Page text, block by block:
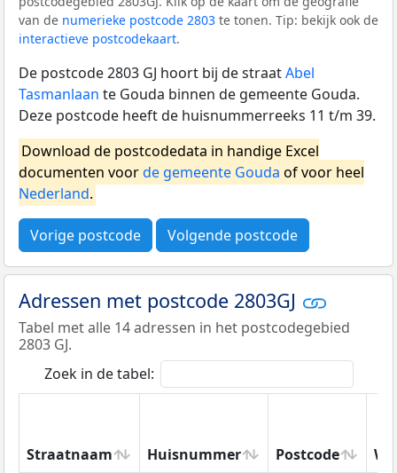
van de numerieke postcode 2803 te tonen. Tip: bekijk ook de
interactieve postcodekaart.
De postcode 2803 GJ hoort bij de straatAbel
Tasmanlaan te Gouda binnen de gemeente Gouda.
Deze postcode heeft de huisnummerreeks 11 t/m 39.
Download de postcodedata in handige Excel
documenten voorde gemeente Gouda of voor heel
Nederland.
Vorige postcode Volgende postcode
Adressen met postcode 2803GJ
Tabel met alle 14 adressen in het postcodegebied
2803 GJ.
Zoek in de tabel:
Straatnaam Huisnummer Postcode